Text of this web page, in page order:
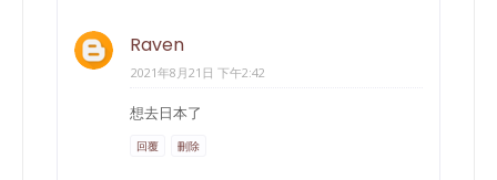
Raven
2021年8月21日 下午2:42
想去日本了
回覆 刪除